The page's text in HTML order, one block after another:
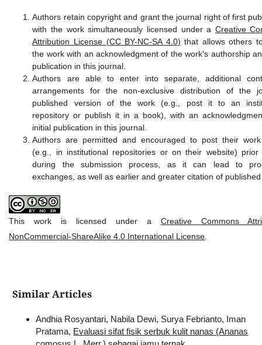
Authors retain copyright and grant the journal right of first
with the work simultaneously licensed under a Creative
Attribution License (CC BY-NC-SA 4.0) that allows others
the work with an acknowledgment of the work's authorship
publication in this journal.
Authors are able to enter into separate, additional
arrangements for the non-exclusive distribution of the
published version of the work (e.g., post it to an
repository or publish it in a book), with an
initial publication in this journal.
Authors are permitted and encouraged to post their
(e.g., in institutional repositories or on their website)
during the submission process, as it can lead to
exchanges, as well as earlier and greater citation of
This work is licensed under a Creative Commons
NonCommercial-ShareAlike 4.0 International License.
Similar Articles
Andhia Rosyantari, Nabila Dewi, Surya Febrianto, Iman
Pratama, Evaluasi sifat fisik serbuk kulit nanas (Ananas